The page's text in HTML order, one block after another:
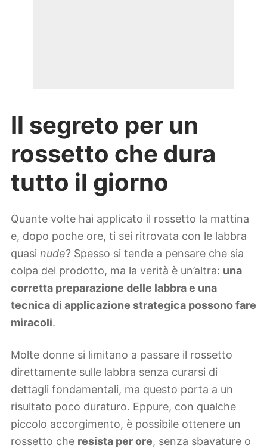
Il segreto per un
rossetto che dura
tutto il giorno
Quante volte hai applicato il rossetto la mattina
e, dopo poche ore, ti sei ritrovata con le labbra
quasi nude? Spesso si tende a pensare che sia
colpa del prodotto, ma la verità è un’altra: una
corretta preparazione delle labbra e una
tecnica di applicazione strategica possono fare
miracoli.
Molte donne si limitano a passare il rossetto
direttamente sulle labbra senza curarsi di
dettagli fondamentali, ma questo porta a un
risultato poco duraturo. Eppure, con qualche
piccolo accorgimento, è possibile ottenere un
rossetto che resista per ore, senza sbavature o